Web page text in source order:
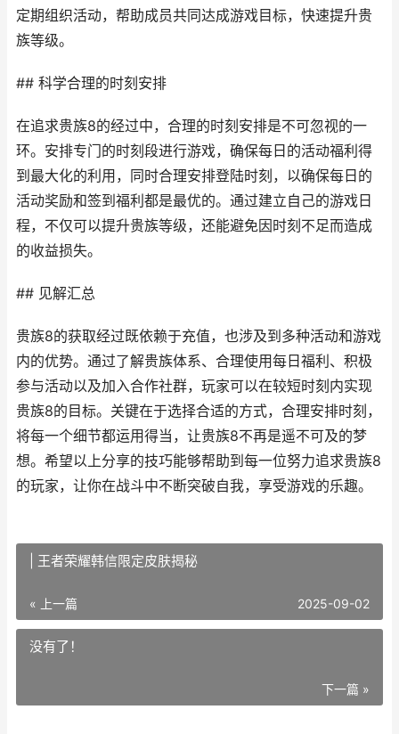
定期组织活动，帮助成员共同达成游戏目标，快速提升贵
族等级。
## 科学合理的时刻安排
在追求贵族8的经过中，合理的时刻安排是不可忽视的一
环。安排专门的时刻段进行游戏，确保每日的活动福利得
到最大化的利用，同时合理安排登陆时刻，以确保每日的
活动奖励和签到福利都是最优的。通过建立自己的游戏日
程，不仅可以提升贵族等级，还能避免因时刻不足而造成
的收益损失。
## 见解汇总
贵族8的获取经过既依赖于充值，也涉及到多种活动和游戏
内的优势。通过了解贵族体系、合理使用每日福利、积极
参与活动以及加入合作社群，玩家可以在较短时刻内实现
贵族8的目标。关键在于选择合适的方式，合理安排时刻，
将每一个细节都运用得当，让贵族8不再是遥不可及的梦
想。希望以上分享的技巧能够帮助到每一位努力追求贵族8
的玩家，让你在战斗中不断突破自我，享受游戏的乐趣。
| 王者荣耀韩信限定皮肤揭秘
« 上一篇 2025-09-02
没有了！
下一篇 »